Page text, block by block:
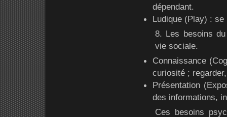
dépendant.
Ludique (Play) :
8. Les besoins
vie sociale.
Connaissance
curiosité ;
Présentation
des informations,
Ces besoins